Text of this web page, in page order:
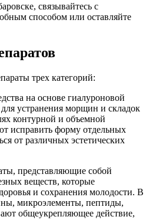
связывайтесь с
способом или оставляйте
трех категорий:
на основе гиалуроновой
устранения морщин и складок
контурной и объемной
исправить форму отдельных
от различных эстетических
представляющие собой
веществ, которые
и сохранения молодости. В
микроэлементы, пептиды,
общеукрепляющее действие,